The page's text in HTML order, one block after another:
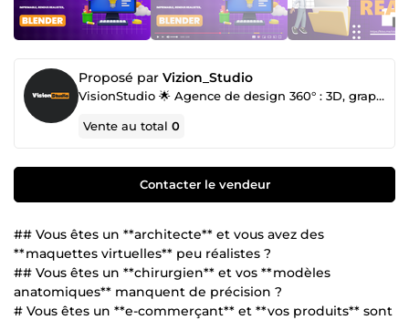
Proposé par Vizion_Studio
VisionStudio 🌟 Agence de design 360° : 3D, graphique et intégration web
Vente au total0
Contacter le vendeur
## Vous êtes un **architecte** et vous avez des
**maquettes virtuelles** peu réalistes ?
## Vous êtes un **chirurgien** et vos **modèles
anatomiques** manquent de précision ?
# Vous êtes un **e-commerçant** et **vos produits** sont